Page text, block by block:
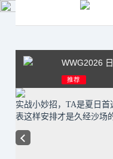
WWG2026
推荐
实战小妙招，TA是夏日
表这样安排才是久经沙场